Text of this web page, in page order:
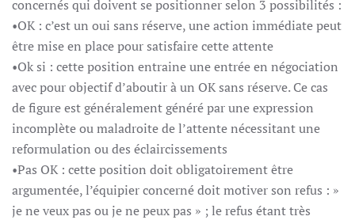
concernés qui doivent se positionner selon 3 possibilités :
•OK : c’est un oui sans réserve, une action immédiate peut
être mise en place pour satisfaire cette attente
•Ok si : cette position entraine une entrée en négociation
avec pour objectif d’aboutir à un OK sans réserve. Ce cas
de figure est généralement généré par une expression
incomplète ou maladroite de l’attente nécessitant une
reformulation ou des éclaircissements
•Pas OK : cette position doit obligatoirement être
argumentée, l’équipier concerné doit motiver son refus : »
je ne veux pas ou je ne peux pas » ; le refus étant très